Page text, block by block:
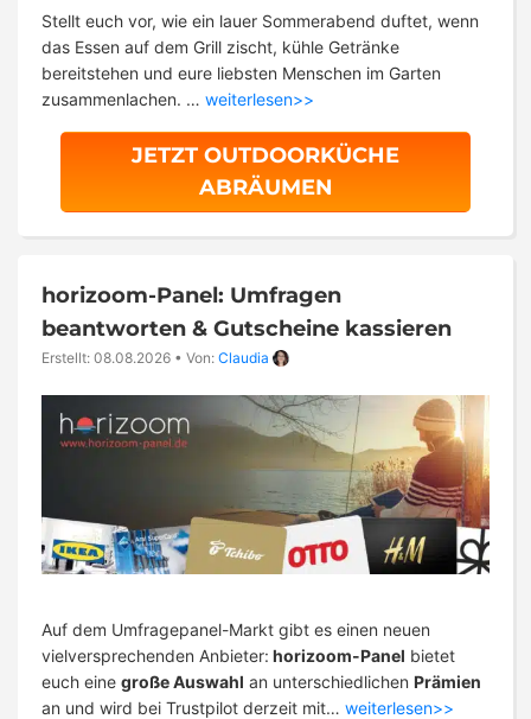
Stellt euch vor, wie ein lauer Sommerabend duftet, wenn
das Essen auf dem Grill zischt, kühle Getränke
bereitstehen und eure liebsten Menschen im Garten
zusammenlachen. … weiterlesen>>
JETZT OUTDOORKÜCHE
ABRÄUMEN
horizoom-Panel: Umfragen
beantworten & Gutscheine kassieren
Erstellt: 08.08.2026 • Von: Claudia
Auf dem Umfragepanel-Markt gibt es einen neuen
vielversprechenden Anbieter: horizoom-Panel bietet
euch eine große Auswahl an unterschiedlichen Prämien
an und wird bei Trustpilot derzeit mit… weiterlesen>>